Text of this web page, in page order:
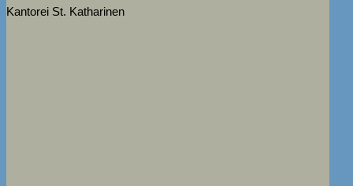
Kantorei St. Katharinen